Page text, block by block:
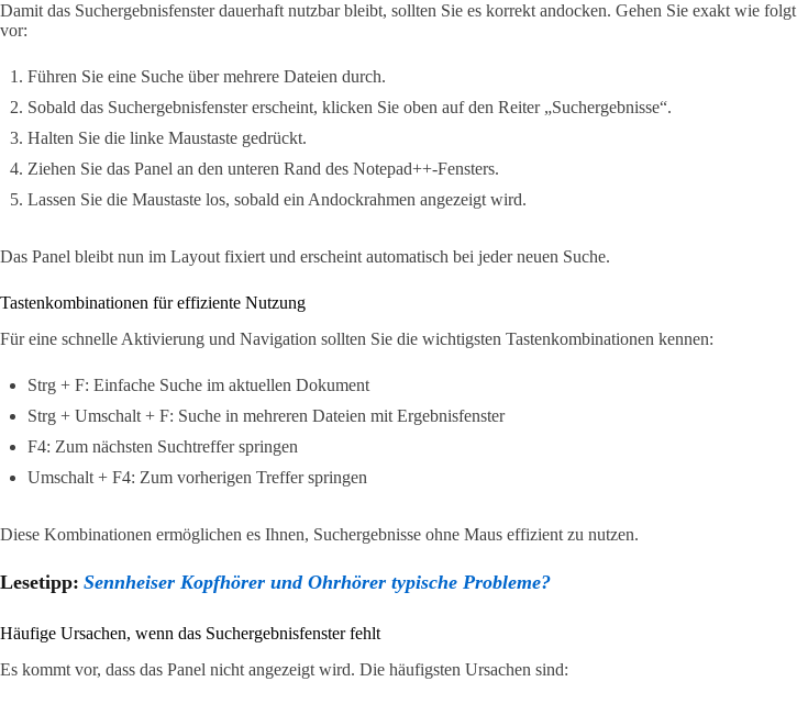
Damit das Suchergebnisfenster dauerhaft nutzbar bleibt, sollten Sie es korrekt andocken. Gehen Sie exakt wie folgt
vor:
Führen Sie eine Suche über mehrere Dateien durch.
Sobald das Suchergebnisfenster erscheint, klicken Sie oben auf den Reiter „Suchergebnisse“.
Halten Sie die linke Maustaste gedrückt.
Ziehen Sie das Panel an den unteren Rand des Notepad++-Fensters.
Lassen Sie die Maustaste los, sobald ein Andockrahmen angezeigt wird.
Das Panel bleibt nun im Layout fixiert und erscheint automatisch bei jeder neuen Suche.
Tastenkombinationen für effiziente Nutzung
Für eine schnelle Aktivierung und Navigation sollten Sie die wichtigsten Tastenkombinationen kennen:
Strg + F: Einfache Suche im aktuellen Dokument
Strg + Umschalt + F: Suche in mehreren Dateien mit Ergebnisfenster
F4: Zum nächsten Suchtreffer springen
Umschalt + F4: Zum vorherigen Treffer springen
Diese Kombinationen ermöglichen es Ihnen, Suchergebnisse ohne Maus effizient zu nutzen.
Lesetipp: Sennheiser Kopfhörer und Ohrhörer typische Probleme?
Häufige Ursachen, wenn das Suchergebnisfenster fehlt
Es kommt vor, dass das Panel nicht angezeigt wird. Die häufigsten Ursachen sind: